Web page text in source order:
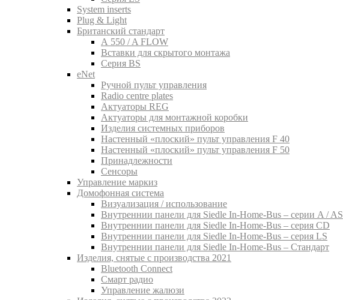
System inserts
Plug & Light
Британский стандарт
A 550 / A FLOW
Вставки для скрытого монтажа
Серия BS
eNet
Pучной пульт управления
Radio centre plates
Актуаторы REG
Актуаторы для монтажной коробки
Изделия системных приборов
Настенный «плоский» пульт управления F 40
Настенный «плоский» пульт управления F 50
Принадлежности
Сенсоры
Управление маркиз
Домофонная система
Визуализация / использование
Внутреннии панели для Siedle In-Home-Bus – серии A / AS
Внутреннии панели для Siedle In-Home-Bus – серия CD
Внутреннии панели для Siedle In-Home-Bus – серия LS
Внутреннии панели для Siedle In-Home-Bus – Стандарт
Изделия, снятые с производства 2021
Bluetooth Connect
Смарт радио
Управление жалюзи